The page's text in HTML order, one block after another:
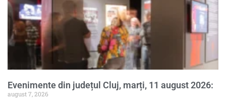
Evenimente din județul Cluj, marți, 11 august 2026:
august 7, 2026